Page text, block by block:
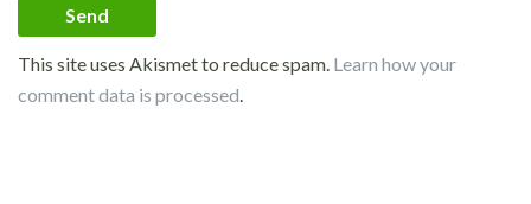
This site uses Akismet to reduce spam. Learn how your
comment data is processed.